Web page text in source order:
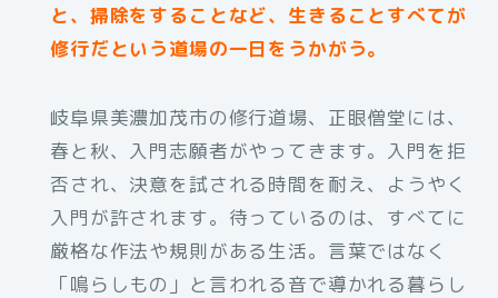
と、掃除をすることなど、生きることすべてが
修行だという道場の一日をうかがう。
岐阜県美濃加茂市の修行道場、正眼僧堂には、
春と秋、入門志願者がやってきます。入門を拒
否され、決意を試される時間を耐え、ようやく
入門が許されます。待っているのは、すべてに
厳格な作法や規則がある生活。言葉ではなく
「鳴らしもの」と言われる音で導かれる暮らし